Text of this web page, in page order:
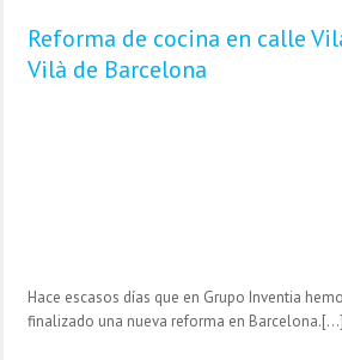
Reforma de cocina en calle
Vilà de Barcelona
Hace escasos días que en Grupo Inventia
finalizado una nueva reforma en Barcelona.[…]